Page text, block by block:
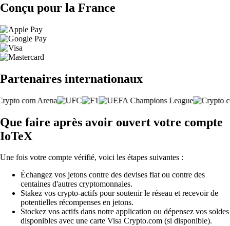
Conçu pour la France
Partenaires internationaux
Que faire après avoir ouvert votre compte
IoTeX
Une fois votre compte vérifié, voici les étapes suivantes :
Échangez vos jetons contre des devises fiat ou contre des
centaines d'autres cryptomonnaies.
Stakez vos crypto-actifs pour soutenir le réseau et recevoir de
potentielles récompenses en jetons.
Stockez vos actifs dans notre application ou dépensez vos soldes
disponibles avec une carte Visa Crypto.com (si disponible).